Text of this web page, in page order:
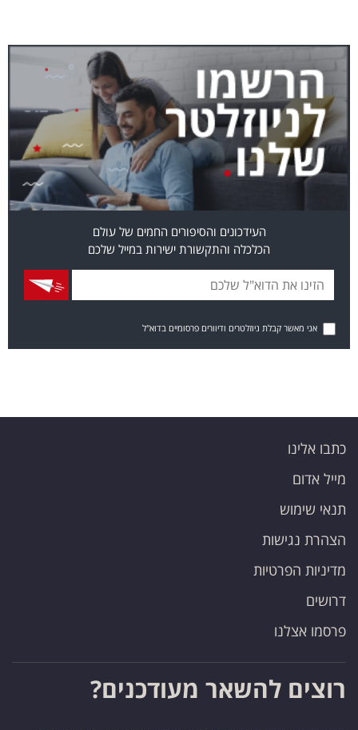
העידכונים והסיפורים החמים של עולם
הכלכלה והתקשורת ישירות במייל שלכם
אני מאשר קבלת ניוזלטרים ודיוורים פרסומיים בדוא"ל
כתבו אלינו
מייל אדום
תנאי שימוש
הצהרת נגישות
מדיניות הפרטיות
דרושים
פרסמו אצלנו
רוצים להשאר מעודכנים?